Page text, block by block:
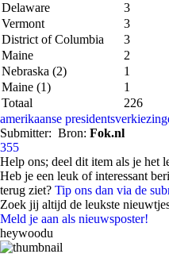
Delaware
3
Vermont
3
District of Columbia
3
Maine
2
Nebraska (2)
1
Maine (1)
1
Totaal
226
amerikaanse
Submitter: Bron: Fok.nl
355
Help ons; deel dit item als je het
Heb je een leuk of interessant
terug ziet? Tip ons dan via de
Zoek jij altijd de leukste
Meld je aan als nieuwsposter!
heywoodu